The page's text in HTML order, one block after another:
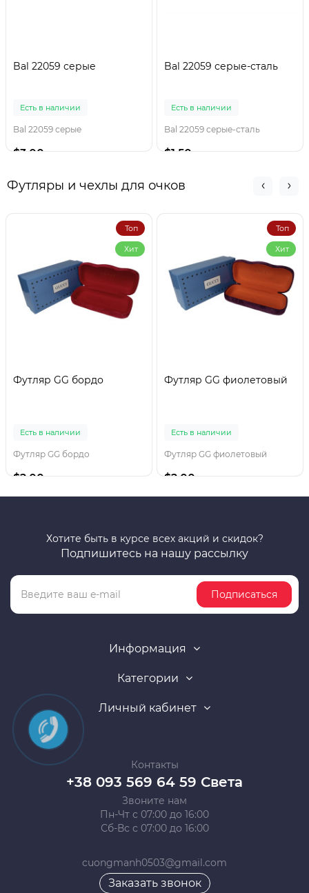
Bal 22059 серые
Есть в наличии
Bal 22059 серые
$3.00
Bal 22059 серые-сталь
Есть в наличии
Bal 22059 серые-сталь
$1.50
Футляры и чехлы для очков
Топ
Хит
Футляр GG бордо
Есть в наличии
Футляр GG бордо
$2.00
Топ
Хит
Футляр GG фиолетовый
Есть в наличии
Футляр GG фиолетовый
$2.00
Хотите быть в курсе всех акций и скидок?
Подпишитесь на нашу рассылку
Подписаться
Информация
Категории
Личный кабинет
Контакты
+38 093 569 64 59 Света
Звоните нам
Пн-Чт с 07:00 до 16:00
Сб-Вс с 07:00 до 16:00
cuongmanh0503@gmail.com
Заказать звонок